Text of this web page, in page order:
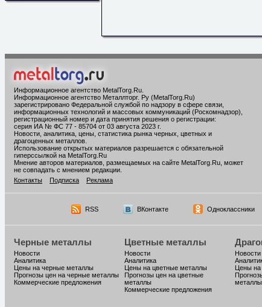
Информационное агентство MetalTorg.Ru
Информационное агентство Металлторг. Ру (MetalTorg.Ru)
зарегистрировано Федеральной службой по надзору в сфере связи,
информационных технологий и массовых коммуникаций (Роскомнадзор),
регистрационный номер и дата принятия решения о регистрации:
серия ИА № ФС 77 - 85704 от 03 августа 2023 г.
Новости, аналитика, цены, статистика рынка черных, цветных и
драгоценных металлов.
Использование открытых материалов разрешается с обязательной
гиперссылкой на MetalTorg.Ru
Мнение авторов материалов, размещаемых на сайте MetalTorg.Ru, может
не совпадать с мнением редакции.
Контакты
Подписка Реклама
RSS ВКонтакте Одноклассники
Черные металлы
Новости
Аналитика
Цены на черные металлы
Прогнозы цен на черные металлы
Коммерческие предложения
Цветные металлы
Новости
Аналитика
Цены на цветные металлы
Прогнозы цен на цветные
металлы
Коммерческие предложения
Новости
Цены на
металлы